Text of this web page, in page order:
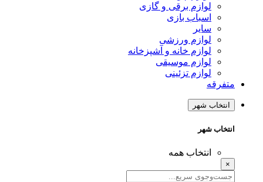
لوازم برقی و گازی
اسباب بازی
سایر
لوازم ورزشی
لوازم خانه و آشپزخانه
لوازم موسیقی
لوازم تزئینی
متفرقه
انتخاب شهر
انتخاب شهر
انتخاب همه
×